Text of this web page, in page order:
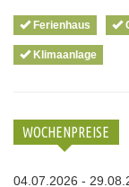
Ferienhaus
Klimaanlage
WOCHENPREISE
04.07.2026 -